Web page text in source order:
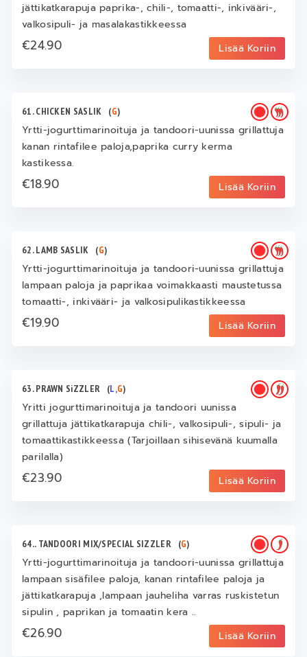
jättikatkarapuja paprika-, chili-, tomaatti-, inkivääri-,
valkosipuli- ja masalakastikkeessa
€24.90 Lisää Koriin
61. CHICKEN SASLIK (G)
Yrtti-jogurttimarinoituja ja tandoori-uunissa grillattuja
kanan rintafilee paloja,paprika curry kerma
kastikessa.
€18.90 Lisää Koriin
62. LAMB SASLIK (G)
Yrtti-jogurttimarinoituja ja tandoori-uunissa grillattuja
lampaan paloja ja paprikaa voimakkaasti maustetussa
tomaatti-, inkivääri- ja valkosipulikastikkeessa
€19.90 Lisää Koriin
63. PRAWN SiZZLER (L,G)
Yritti jogurttimarinoituja ja tandoori uunissa
grillattuja jättikatkarapuja chili-, valkosipuli-, sipuli- ja
tomaattikastikkeessa (Tarjoillaan sihisevänä kuumalla
parilalla)
€23.90 Lisää Koriin
64.. TANDOORI MIX/SPECIAL SIZZLER (G)
Yrtti-jogurttimarinoituja ja tandoori-uunissa grillattuja
lampaan sisäfilee paloja, kanan rintafilee paloja ja
jättikatkarapuja ,lampaan jauheliha varras ruskistetun
sipulin , paprikan ja tomaatin kera ..
€26.90 Lisää Koriin